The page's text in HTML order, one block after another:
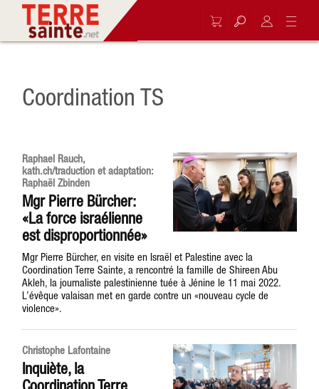
Coordination TS
Raphael Rauch,
kath.ch/traduction et adaptation:
Raphaël Zbinden
Mgr Pierre Bürcher:
«La force israélienne
est disproportionnée»
Mgr Pierre Bürcher, en visite en Israël et Palestine avec la
Coordination Terre Sainte, a rencontré la famille de Shireen Abu
Akleh, la journaliste palestinienne tuée à Jénine le 11 mai 2022.
L’évêque valaisan met en garde contre un «nouveau cycle de
violence».
Christophe Lafontaine
Inquiète, la